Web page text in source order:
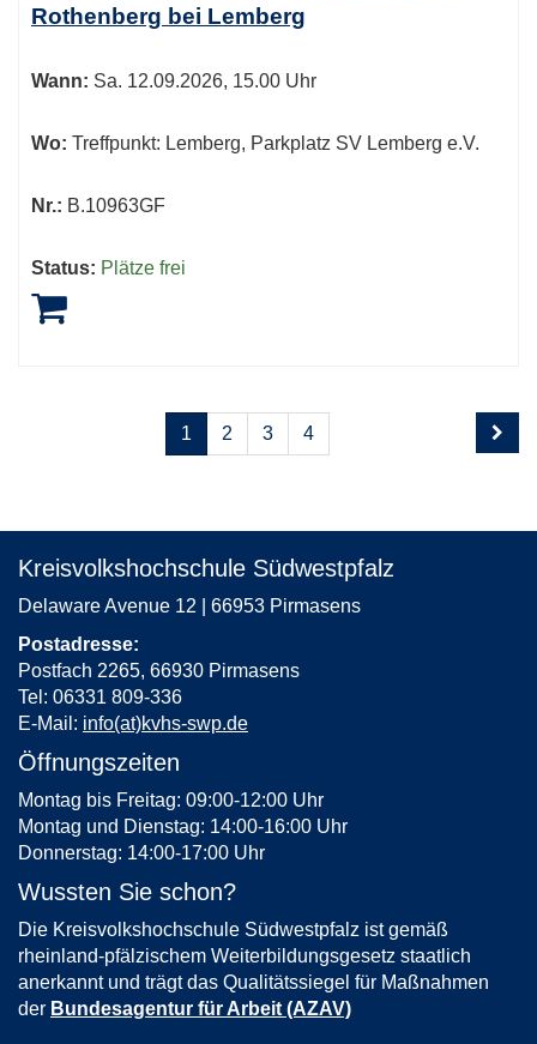
Rothenberg bei Lemberg
Wann: Sa. 12.09.2026, 15.00 Uhr
Wo: Treffpunkt: Lemberg, Parkplatz SV Lemberg e.V.
Nr.: B.10963GF
Status: Plätze frei
Seiten
blättern
1 2 3 4
Kreisvolkshochschule Südwestpfalz
Delaware Avenue 12 | 66953 Pirmasens
Postadresse:
Postfach 2265, 66930 Pirmasens
Tel: 06331 809-336
E-Mail: info(at)kvhs-swp.de
Öffnungszeiten
Montag bis Freitag: 09:00-12:00 Uhr
Montag und Dienstag: 14:00-16:00 Uhr
Donnerstag: 14:00-17:00 Uhr
Wussten Sie schon?
Die Kreisvolkshochschule Südwestpfalz ist gemäß
rheinland-pfälzischem Weiterbildungsgesetz staatlich
anerkannt und trägt das Qualitätssiegel für Maßnahmen
der Bundesagentur für Arbeit (AZAV)